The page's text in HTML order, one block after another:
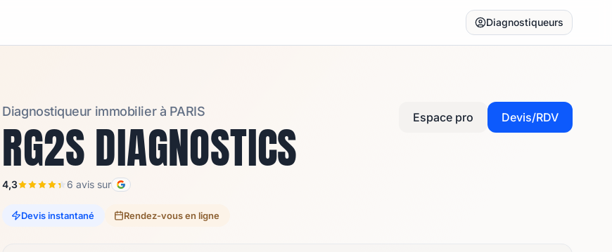
Diagnostiqueurs
Diagnostiqueur immobilier à PARIS
RG2S DIAGNOSTICS
4,3 6 avis sur
Espace pro Devis/RDV
Devis instantané Rendez-vous en ligne